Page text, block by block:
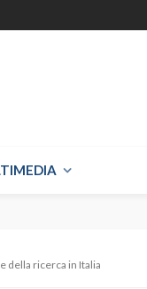
della ricerca in Italia